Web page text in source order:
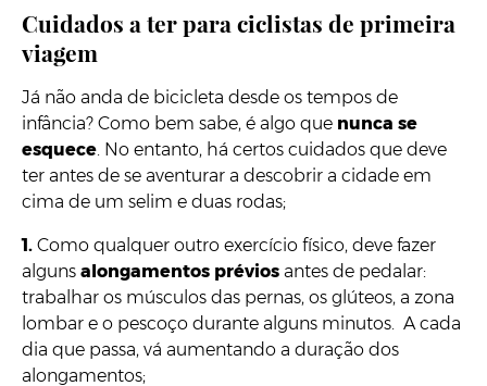
Cuidados a ter para ciclistas de primeira
viagem
Já não anda de bicicleta desde os tempos de
infância? Como bem sabe, é algo que nunca se
esquece . No entanto, há certos cuidados que deve
ter antes de se aventurar a descobrir a cidade em
cima de um selim e duas rodas;
1. Como qualquer outro exercício físico, deve fazer
alguns alongamentos prévios antes de pedalar:
trabalhar os músculos das pernas, os glúteos, a zona
lombar e o pescoço durante alguns minutos. A cada
dia que passa, vá aumentando a duração dos
alongamentos;